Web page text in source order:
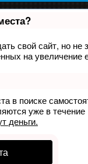
свой сайт, но
на
в поиске
уже в
деньги.